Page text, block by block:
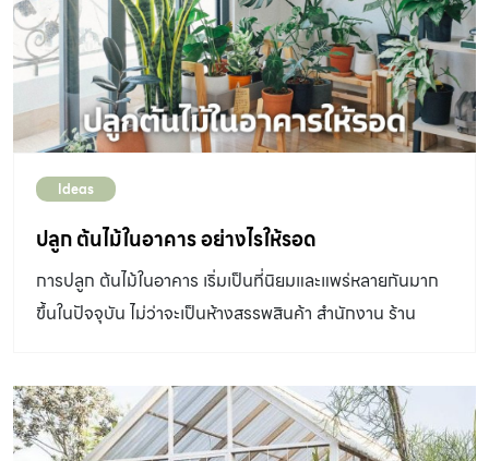
Ideas
ปลูก ต้นไม้ในอาคาร อย่างไรให้รอด
การปลูก ต้นไม้ในอาคาร เริ่มเป็นที่นิยมและแพร่หลายกันมาก
ขึ้นในปัจจุบัน ไม่ว่าจะเป็นห้างสรรพสินค้า สำนักงาน ร้าน